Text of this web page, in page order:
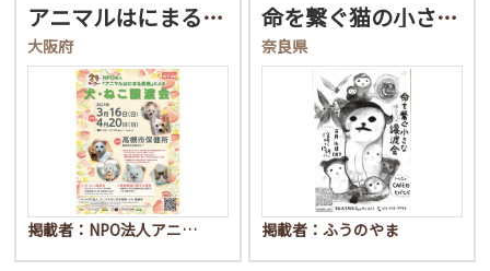
アニマルはにまる高槻 犬…
大阪府
掲載者：NPO法人アニ…
命を繋ぐ猫の小さな譲渡会
奈良県
掲載者：ふうのやま